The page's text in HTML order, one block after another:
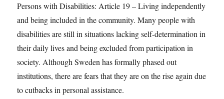
Persons with Disabilities: Article 19 – Living independently
and being included in the community. Many people with
disabilities are still in situations lacking self-determination in
their daily lives and being excluded from participation in
society. Although Sweden has formally phased out
institutions, there are fears that they are on the rise again due
to cutbacks in personal assistance.